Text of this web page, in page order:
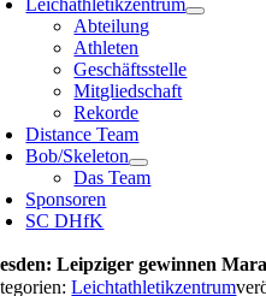
Leichathletikzentrum
Abteilung
Athleten
Geschäftsstelle
Mitgliedschaft
Rekorde
Distance Team
Bob/Skeleton
Das Team
Sponsoren
SC DHfK
Leipziger gewinnen
Leichtathletikzentrum